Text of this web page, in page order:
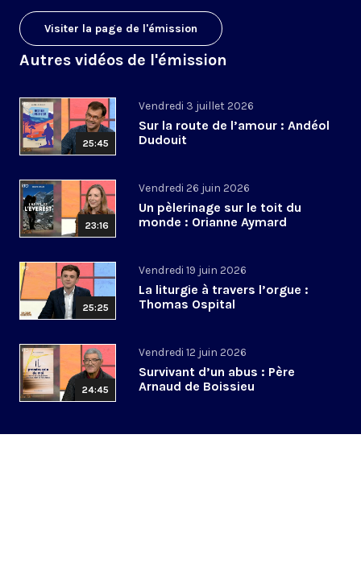
Visiter la page de l'émission
Autres vidéos de l'émission
25:45
Vendredi 3 juillet 2026
Sur la route de l’amour : Andéol
Dudouit
23:16
Vendredi 26 juin 2026
Un pèlerinage sur le toit du
monde : Orianne Aymard
25:25
Vendredi 19 juin 2026
La liturgie à travers l’orgue :
Thomas Ospital
24:45
Vendredi 12 juin 2026
Survivant d’un abus : Père
Arnaud de Boissieu